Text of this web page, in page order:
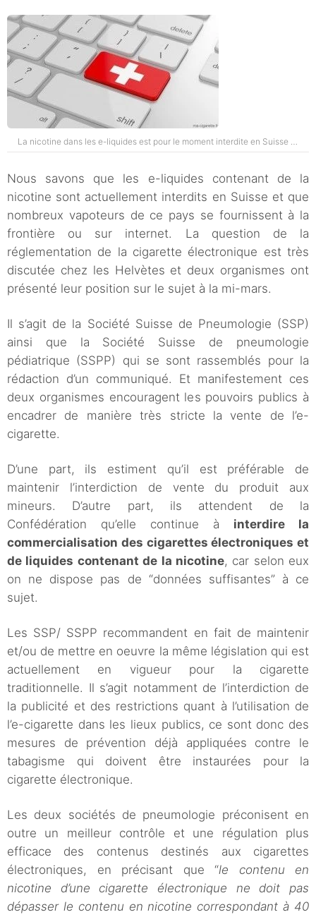
La nicotine dans les e-liquides est pour le moment interdite en Suisse …
Nous savons que les e-liquides contenant de la
nicotine sont actuellement interdits en Suisse et que
nombreux vapoteurs de ce pays se fournissent à la
frontière ou sur internet. La question de la
réglementation de la cigarette électronique est très
discutée chez les Helvètes et deux organismes ont
présenté leur position sur le sujet à la mi-mars.
Il s’agit de la Société Suisse de Pneumologie (SSP)
ainsi que la Société Suisse de pneumologie
pédiatrique (SSPP) qui se sont rassemblés pour la
rédaction d’un communiqué. Et manifestement ces
deux organismes encouragent les pouvoirs publics à
encadrer de manière très stricte la vente de l’e-
cigarette.
D’une part, ils estiment qu’il est préférable de
maintenir l’interdiction de vente du produit aux
mineurs. D’autre part, ils attendent de la
Confédération qu’elle continue à interdire la
commercialisation des cigarettes électroniques et
de liquides contenant de la nicotine, car selon eux
on ne dispose pas de “données suffisantes” à ce
sujet.
Les SSP/ SSPP recommandent en fait de maintenir
et/ou de mettre en oeuvre la même législation qui est
actuellement en vigueur pour la cigarette
traditionnelle. Il s’agit notamment de l’interdiction de
la publicité et des restrictions quant à l’utilisation de
l’e-cigarette dans les lieux publics, ce sont donc des
mesures de prévention déjà appliquées contre le
tabagisme qui doivent être instaurées pour la
cigarette électronique.
Les deux sociétés de pneumologie préconisent en
outre un meilleur contrôle et une régulation plus
efficace des contenus destinés aux cigarettes
électroniques, en précisant que “le contenu en
nicotine d’une cigarette électronique ne doit pas
dépasser le contenu en nicotine correspondant à 40